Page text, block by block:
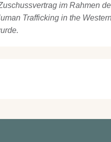
im Rahmen
Trafficking in the